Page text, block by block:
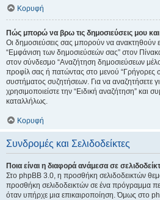
Κορυφή
Πώς μπορώ να βρω τις δημοσιεύσεις μου και
Οι δημοσιεύσεις σας μπορούν να ανακτηθούν
“Εμφάνιση των δημοσιεύσεών σας” στον
στον σύνδεσμο “Αναζήτηση δημοσιεύσεων
προφίλ σας ή πατώντας στο μενού “Γρήγορες
συστήματος συζητήσεων. Για να αναζητήσετε
χρησιμοποιείστε την “Ειδική αναζήτηση” και
καταλλήλως.
Κορυφή
Συνδρομές και Σελιδοδείκτες
Ποια είναι η διαφορά ανάμεσα σε
Στο phpBB 3.0, η προσθήκη σελιδοδεικτών
προσθήκη σελιδοδεικτών σε ένα πρόγραμμα
όταν υπήρχε μια επικαιροποίηση. Όμως στο